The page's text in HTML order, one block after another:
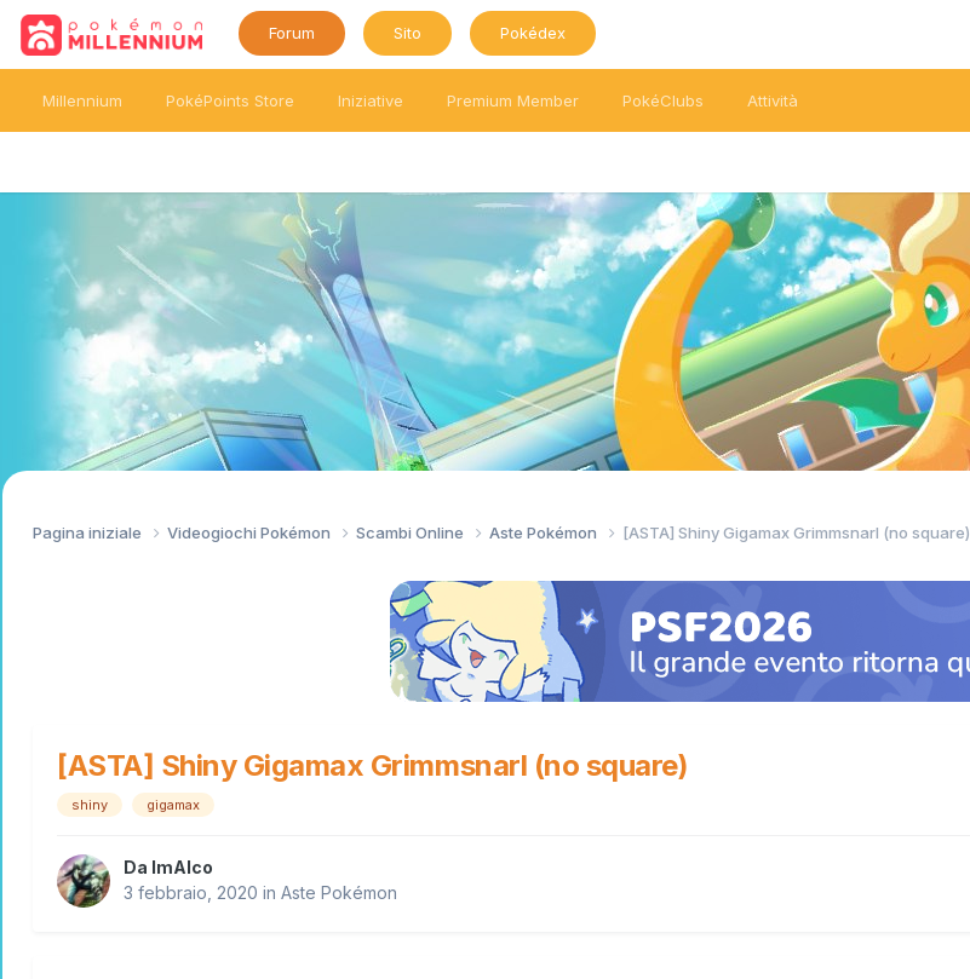
Forum Sito Pokédex
Millennium PokéPoints Store Iniziative Premium Member PokéClubs Attività
Pagina iniziale Videogiochi Pokémon Scambi Online Aste Pokémon [ASTA] Shiny Gigamax Grimmsnarl (no square)
[ASTA] Shiny Gigamax Grimmsnarl (no square)
shiny gigamax
Da ImAlco
3 febbraio, 2020 in Aste Pokémon